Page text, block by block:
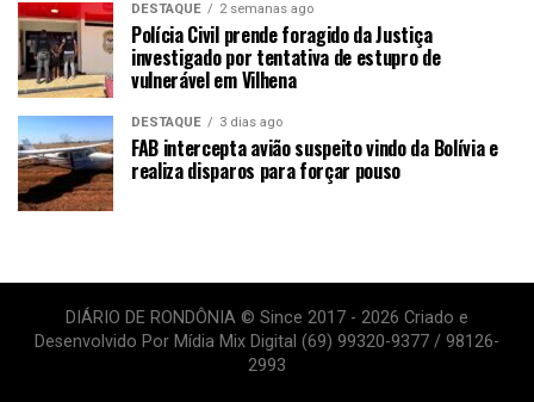
DESTAQUE 2 semanas ago
Polícia Civil prende foragido da Justiça
investigado por tentativa de estupro de
vulnerável em Vilhena
DESTAQUE 3 dias ago
FAB intercepta avião suspeito vindo da Bolívia e
realiza disparos para forçar pouso
DIÁRIO DE RONDÔNIA © Since 2017 - 2026 Criado e
Desenvolvido Por Mídia Mix Digital (69) 99320-9377 / 98126-
2993